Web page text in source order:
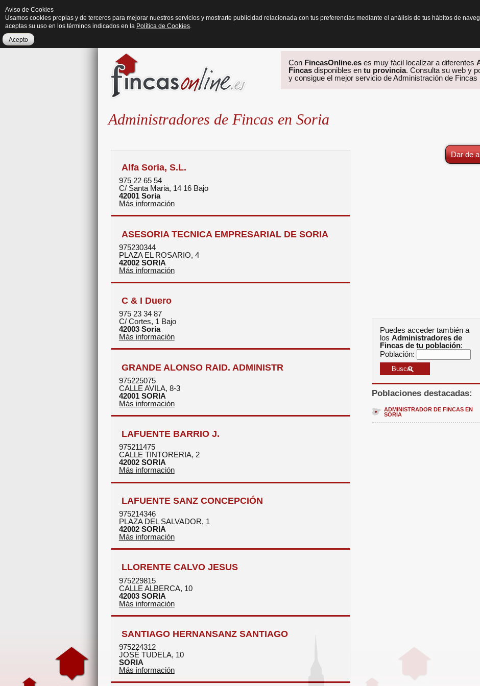
Con FincasOnline.eses muy fácil localizar a diferentes
Fincasdisponibles en tu provincia. Consulta su web y
y consigue el mejor servicio de Administración de Fincas
Administradores de Fincas en Soria
Alfa Soria, S.L.
975 22 65 54
C/ Santa Maria, 14 16 Bajo
42001 Soria
Más información
ASESORIA TECNICA EMPRESARIAL DE SORIA
975230344
PLAZA EL ROSARIO, 4
42002 SORIA
Más información
C & I Duero
975 23 34 87
C/ Cortes, 1 Bajo
42003 Soria
Más información
GRANDE ALONSO RAID. ADMINISTR
975225075
CALLE AVILA, 8-3
42001 SORIA
Más información
LAFUENTE BARRIO J.
975211475
CALLE TINTORERIA, 2
42002 SORIA
Más información
LAFUENTE SANZ CONCEPCIÓN
975214346
PLAZA DEL SALVADOR, 1
42002 SORIA
Más información
LLORENTE CALVO JESUS
975229815
CALLE ALBERCA, 10
42003 SORIA
Más información
SANTIAGO HERNANSANZ SANTIAGO
975224312
JOSÉ TUDELA, 10
SORIA
Más información
Dar de
Puedes acceder también a
los Administradores de
Fincas de tu población:
Población:
Poblaciones destacadas:
ADMINISTRADOR DE FINCAS EN
SORIA
Aviso de Cookies
Usamos cookies propias y de terceros para mejorar nuestros servicios y mostrarte publicidad relacionada con tus preferencias mediante el análisis de tus hábitos de
aceptas su uso en los términos indicados en la Política de Cookies.
Acepto